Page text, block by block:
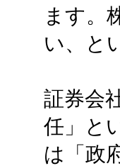
ます。
い、と
証券会
任」と
は「政